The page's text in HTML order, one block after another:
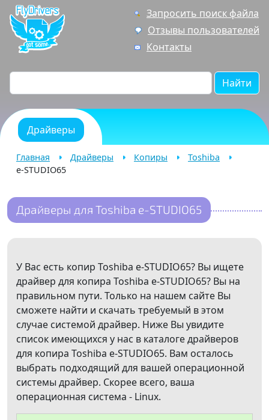
Запросить поиск файла
Отзывы пользователей
Контакты
Найти
Драйверы
Главная Драйверы Копиры
Toshiba
e-STUDIO65
Драйверы для Toshiba e-STUDIO65
У Вас есть копир Toshiba e-STUDIO65? Вы ищете
драйвер для копира Toshiba e-STUDIO65? Вы на
правильном пути. Только на нашем сайте Вы
сможете найти и скачать требуемый в этом
случае системой драйвер. Ниже Вы увидите
список имеющихся у нас в каталоге драйверов
для копира Toshiba e-STUDIO65. Вам осталось
выбрать подходящий для вашей операционной
системы драйвер. Скорее всего, ваша
операционная система - Linux.